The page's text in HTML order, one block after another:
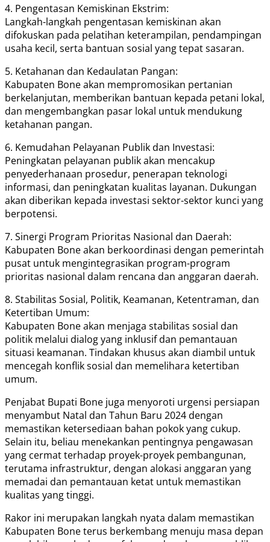
4. Pengentasan Kemiskinan Ekstrim:
Langkah-langkah pengentasan kemiskinan akan
difokuskan pada pelatihan keterampilan, pendampingan
usaha kecil, serta bantuan sosial yang tepat sasaran.
5. Ketahanan dan Kedaulatan Pangan:
Kabupaten Bone akan mempromosikan pertanian
berkelanjutan, memberikan bantuan kepada petani lokal,
dan mengembangkan pasar lokal untuk mendukung
ketahanan pangan.
6. Kemudahan Pelayanan Publik dan Investasi:
Peningkatan pelayanan publik akan mencakup
penyederhanaan prosedur, penerapan teknologi
informasi, dan peningkatan kualitas layanan. Dukungan
akan diberikan kepada investasi sektor-sektor kunci yang
berpotensi.
7. Sinergi Program Prioritas Nasional dan Daerah:
Kabupaten Bone akan berkoordinasi dengan pemerintah
pusat untuk mengintegrasikan program-program
prioritas nasional dalam rencana dan anggaran daerah.
8. Stabilitas Sosial, Politik, Keamanan, Ketentraman, dan
Ketertiban Umum:
Kabupaten Bone akan menjaga stabilitas sosial dan
politik melalui dialog yang inklusif dan pemantauan
situasi keamanan. Tindakan khusus akan diambil untuk
mencegah konflik sosial dan memelihara ketertiban
umum.
Penjabat Bupati Bone juga menyoroti urgensi persiapan
menyambut Natal dan Tahun Baru 2024 dengan
memastikan ketersediaan bahan pokok yang cukup.
Selain itu, beliau menekankan pentingnya pengawasan
yang cermat terhadap proyek-proyek pembangunan,
terutama infrastruktur, dengan alokasi anggaran yang
memadai dan pemantauan ketat untuk memastikan
kualitas yang tinggi.
Rakor ini merupakan langkah nyata dalam memastikan
Kabupaten Bone terus berkembang menuju masa depan